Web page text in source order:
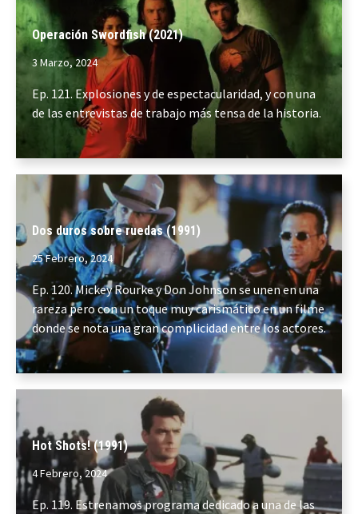
Operación Swordfish (2021)
3 Marzo, 2024
Ep. 121. Explosiones y de espectacularidad, y con una
de las entrevistas de trabajo más tensa de la historia.
Dos duros sobre ruedas (1991)
25 Febrero, 2024
Ep. 120. Mickey Rourke y Don Johnson se unen en una
rareza pero con un toque muy carismático en un filme
donde se nota una gran complicidad entre los actores.
Hot Shots! (1991)
4 Febrero, 2024
Ep. 119. Estrenamos programa dedicado a una de las